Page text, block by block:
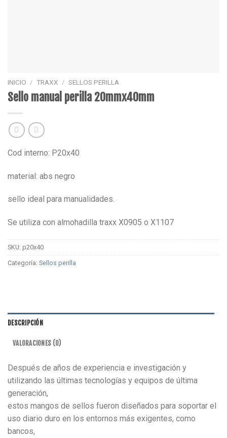
INICIO / TRAXX / SELLOS PERILLA
Sello manual perilla 20mmx40mm
Cod interno: P20x40
material: abs negro
sello ideal para manualidades.
Se utiliza con almohadilla traxx X0905 o X1107
SKU: p20x40
Categoría: Sellos perilla
DESCRIPCIÓN
VALORACIONES (0)
Después de años de experiencia e investigación y
utilizando las últimas tecnologías y equipos de última
generación,
estos mangos de sellos fueron diseñados para soportar el
uso diario duro en los entornos más exigentes, como
bancos,